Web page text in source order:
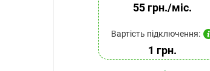
55 грн./міс.
Вартість підключення:
1 грн.